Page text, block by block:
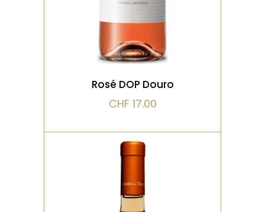
VOIR LE PRODUIT
Rosé DOP Douro
CHF 17.00